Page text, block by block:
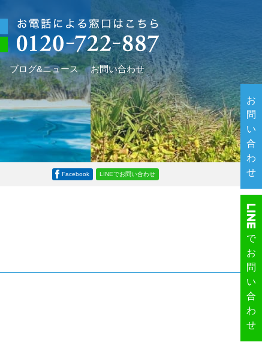
ブログ&ニュース お問い合わせ
Facebook LINEでお問い合わせ
お
問
い
合
わ
せ
で
お
問
い
合
わ
せ